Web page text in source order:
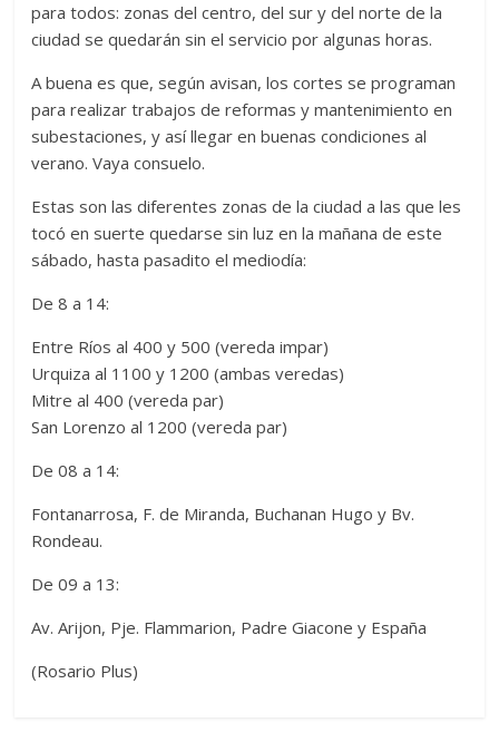
para todos: zonas del centro, del sur y del norte de la
ciudad se quedarán sin el servicio por algunas horas.
A buena es que, según avisan, los cortes se programan
para realizar trabajos de reformas y mantenimiento en
subestaciones, y así llegar en buenas condiciones al
verano. Vaya consuelo.
Estas son las diferentes zonas de la ciudad a las que les
tocó en suerte quedarse sin luz en la mañana de este
sábado, hasta pasadito el mediodía:
De 8 a 14:
Entre Ríos al 400 y 500 (vereda impar)
Urquiza al 1100 y 1200 (ambas veredas)
Mitre al 400 (vereda par)
San Lorenzo al 1200 (vereda par)
De 08 a 14:
Fontanarrosa, F. de Miranda, Buchanan Hugo y Bv.
Rondeau.
De 09 a 13:
Av. Arijon, Pje. Flammarion, Padre Giacone y España
(Rosario Plus)